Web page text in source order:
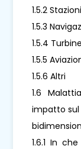
1.5.2
1.5.3
1.5.4
1.5.5
1.5.6 Altri
1.6
impatto sul
1.6.1 In